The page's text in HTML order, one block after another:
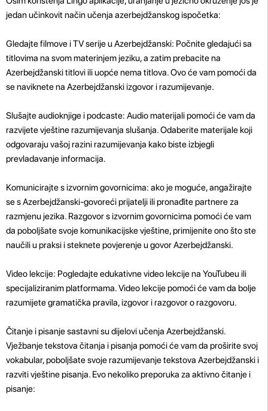
jedan učinkovit način učenja azerbejdžanskog ispočetka:
Gledajte filmove i TV serije u Azerbejdžanski: Počnite gledajući sa
titlovima na svom materinjem jeziku, a zatim prebacite na
Azerbejdžanski titlovi ili uopće nema titlova. Ovo će vam pomoći da
se naviknete na Azerbejdžanski izgovor i razumijevanje.
Slušajte audioknjige i podcaste: Audio materijali pomoći će vam da
razvijete vještine razumijevanja slušanja. Odaberite materijale koji
odgovaraju vašoj razini razumijevanja kako biste izbjegli
prevladavanje informacija.
Komunicirajte s izvornim govornicima: ako je moguće, angažirajte
se s Azerbejdžanski-govoreći prijatelji ili pronađite partnere za
razmjenu jezika. Razgovor s izvornim govornicima pomoći će vam
da poboljšate svoje komunikacijske vještine, primijenite ono što ste
naučili u praksi i steknete povjerenje u govor Azerbejdžanski.
Video lekcije: Pogledajte edukativne video lekcije na YouTubeu ili
specijaliziranim platformama. Video lekcije pomoći će vam da bolje
razumijete gramatička pravila, izgovor i razgovor o razgovoru.
Čitanje i pisanje sastavni su dijelovi učenja Azerbejdžanski.
Vježbanje tekstova čitanja i pisanja pomoći će vam da proširite svoj
vokabular, poboljšate svoje razumijevanje tekstova Azerbejdžanski i
razviti vještine pisanja. Evo nekoliko preporuka za aktivno čitanje i
pisanje: